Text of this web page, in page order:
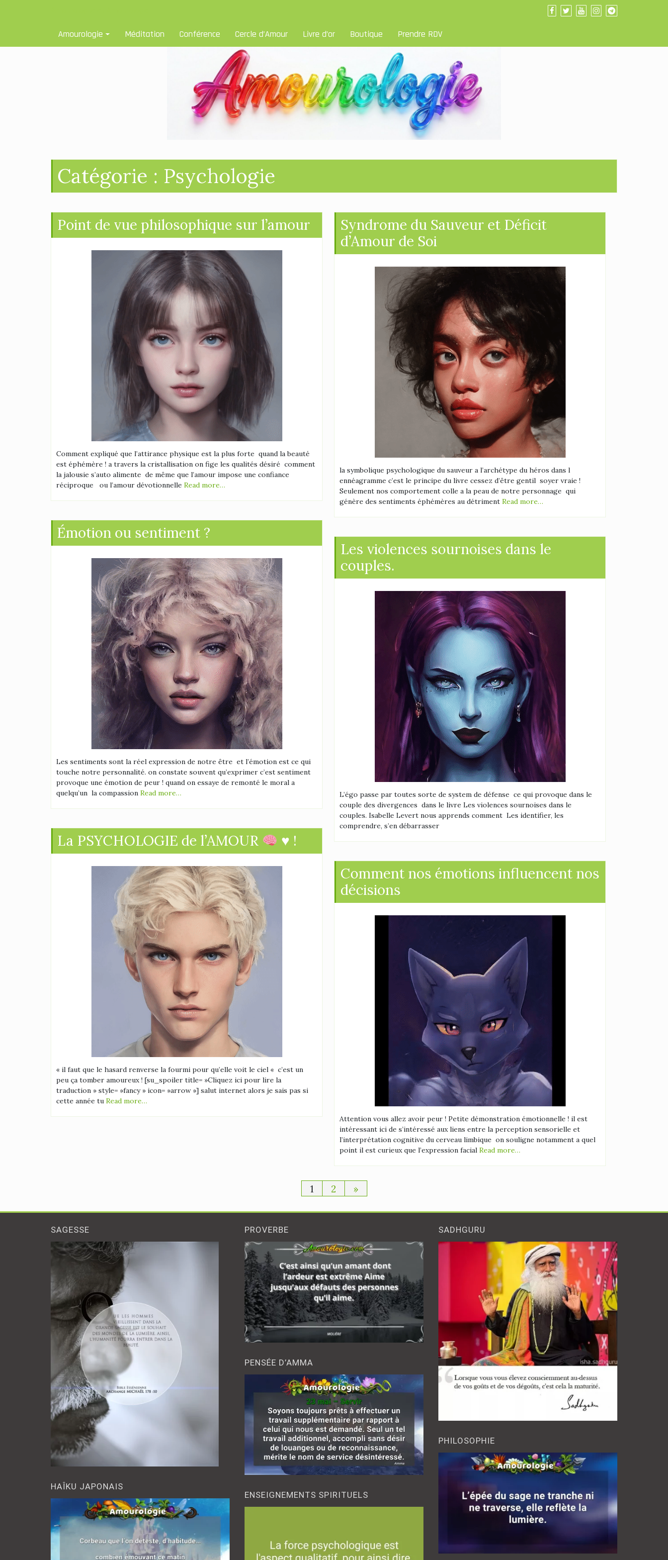
Amourologie Méditation Conférence Cercle d’Amour Livre d’or Boutique Prendre RDV
Catégorie : Psychologie
Point de vue philosophique sur l’amour
Comment expliqué que l’attirance physique est la plus forte quand la beauté
est éphémère ! a travers la cristallisation on fige les qualités désiré comment
la jalousie s’auto alimente de même que l’amour impose une confiance
réciproque ou l’amour dévotionnelle Read more…
Syndrome du Sauveur et Déficit
d’Amour de Soi
la symbolique psychologique du sauveur a l’archétype du héros dans l
ennéagramme c’est le principe du livre cessez d’être gentil soyer vraie !
Seulement nos comportement colle a la peau de notre personnage qui
génère des sentiments éphémères au détriment Read more…
Émotion ou sentiment ?
Les sentiments sont la réel expression de notre être et l’émotion est ce qui
touche notre personnalité. on constate souvent qu’exprimer c’est sentiment
provoque une émotion de peur ! quand on essaye de remonté le moral a
quelqu’un la compassion Read more…
Les violences sournoises dans le
couples.
L’égo passe par toutes sorte de system de défense ce qui provoque dans le
couple des divergences dans le livre Les violences sournoises dans le
couples. Isabelle Levert nous apprends comment Les identifier, les
comprendre, s’en débarrasser
La PSYCHOLOGIE de l’AMOUR ♥ !
« il faut que le hasard renverse la fourmi pour qu’elle voit le ciel « c’est un
peu ça tomber amoureux ! [su_spoiler title= »Cliquez ici pour lire la
traduction » style= »fancy » icon= »arrow »] salut internet alors je sais pas si
cette année tu Read more…
Comment nos émotions influencent nos
décisions
Attention vous allez avoir peur ! Petite démonstration émotionnelle ! il est
intéressant ici de s’intéressé aux liens entre la perception sensorielle et
l’interprétation cognitive du cerveau limbique on souligne notamment a quel
point il est curieux que l’expression facial Read more…
Pagination
des
1 2 »
SAGESSE
HAÎKU JAPONAIS
PROVERBE
PENSÉE D’AMMA
ENSEIGNEMENTS SPIRITUELS
SADHGURU
PHILOSOPHIE